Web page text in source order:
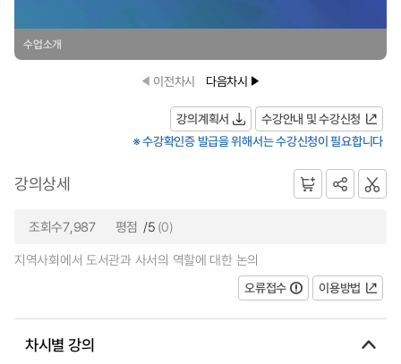
수업소개
이전차시 다음차시
강의계획서
수강안내 및 수강신청
※ 수강확인증 발급을 위해서는 수강신청이 필요합니다
강의상세
조회수7,987 평점 /5 (0)
지역사회에서 도서관과 사서의 역할에 대한 논의
오류접수
이용방법
차시별 강의